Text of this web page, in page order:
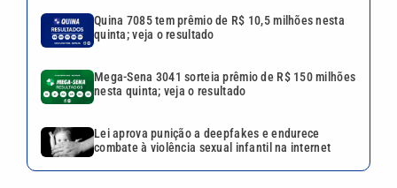
Quina 7085 tem prêmio de R$ 10,5 milhões nesta
quinta; veja o resultado
Mega-Sena 3041 sorteia prêmio de R$ 150 milhões
nesta quinta; veja o resultado
Lei aprova punição a deepfakes e endurece
combate à violência sexual infantil na internet